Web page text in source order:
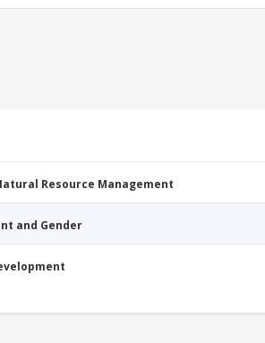
Resource Management
and Gender